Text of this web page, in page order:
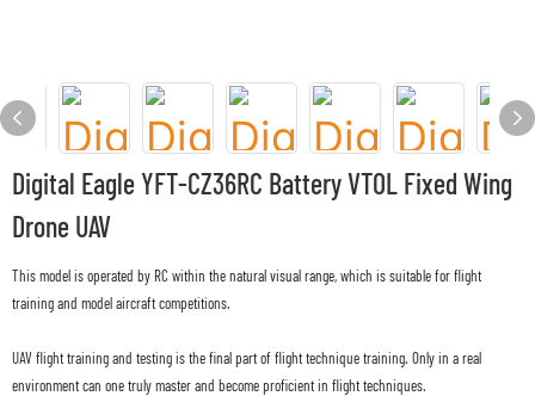
Digital Eagle YFT-CZ36RC Battery VTOL Fixed Wing
Drone UAV
This model is operated by RC within the natural visual range, which is suitable for flight
training and model aircraft competitions.
UAV flight training and testing is the final part of flight technique training. Only in a real
environment can one truly master and become proficient in flight techniques.